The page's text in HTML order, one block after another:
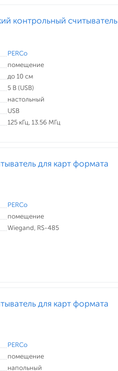
контрольный считыватель
PERCo
помещение
до 10 см
5 В (USB)
настольный
USB
125 кГц, 13.56 МГц
для карт формата
PERCo
помещение
Wiegand, RS-485
для карт формата
PERCo
помещение
напольный